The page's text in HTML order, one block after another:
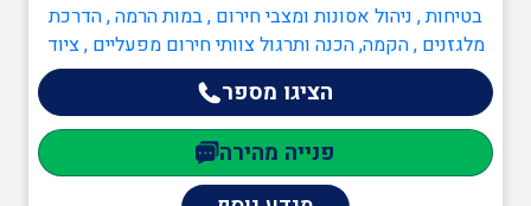
בטיחות , ניהול אסונות ומצבי חירום , במות הרמה , הדרכת
מלגזנים , הקמה, הכנה ותרגול צוותי חירום מפעליים , ציוד
בטיחות , יועץ חומרים מסוכנים (חומ"ס) , יועץ בטיחות
בעבודה , יועץ ISO 45001 , יועץ ISO 9001 , מדריך עבודה
בגובה , מהנדס בטיחות , ממונה בטיחות בבניה , ממונה
בטיחות בעבודה , ממונה בטיחות אש , כיבוי אש ,
כתיבה/עדכון תיק מפעל , ממונה בטיחות אש , אדריכלים ,
הציגו מספר
פנייה מהירה